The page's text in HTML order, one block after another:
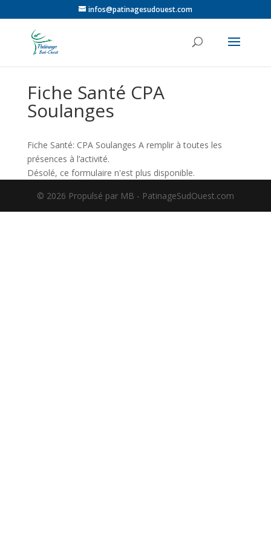
infos@patinagesudouest.com
Fiche Santé CPA
Soulanges
Fiche Santé: CPA Soulanges A remplir à toutes les
présences à l’activité.
Désolé, ce formulaire n'est plus disponible.
©️ 2026 Propulsé par MB - PatinageSudOuest.com